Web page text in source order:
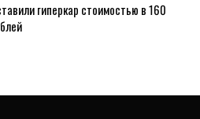
гиперкар стоимостью в 160